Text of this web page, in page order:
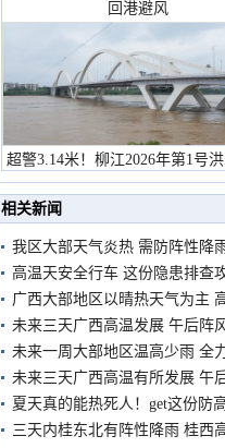
回港避风
超警3.14米！柳江2026年第1号
市民在堤岸见证汛况
相关新闻
我区大部天气炎热 需防阵性降
高温天安全行车 这份隐患排查
广西大部地区以晴热天气为主
未来三天广西高温发展 午后阵
未来一周大部地区温高少雨 全
未来三天广西高温有所发展 午
夏天真的能热死人！get这份防
三天内桂东北有阵性降雨 桂西